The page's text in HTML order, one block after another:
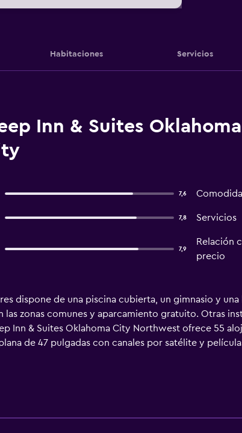
Habitaciones Servicios
Inn & Suites
7,6
7,8 Servicios
7,9
Relación
precio
dispone de una piscina cubierta, un gimnasio y
las zonas comunes y aparcamiento gratuito. Otras
Inn & Suites Oklahoma City Northwest ofrece 55
de 47 pulgadas con canales por satélite y
o ducha y secador de pelo. Este hotel en
de negocios incluyen escritorio y teléfono; se